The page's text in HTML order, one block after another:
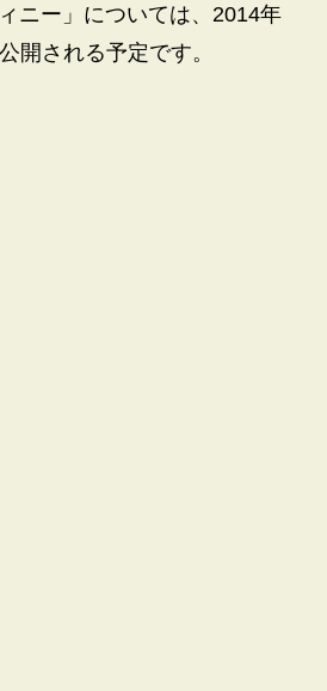
ニー」については、2014年
開される予定です。